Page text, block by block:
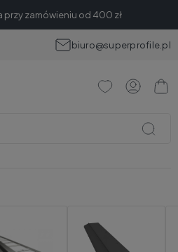
przy zamówieniu od 400 zł
biuro@superprofile.pl